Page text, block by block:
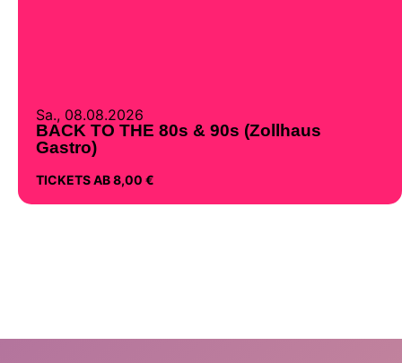
Sa., 08.08.2026
BACK TO THE 80s & 90s (Zollhaus
Gastro)
TICKETS AB 8,00 €